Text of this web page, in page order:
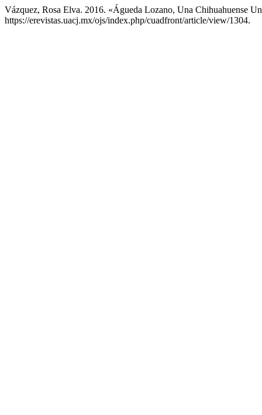
Vázquez, Rosa Elva. 2016. «Águeda Lozano, Una Chihuahuense
https://erevistas.uacj.mx/ojs/index.php/cuadfront/article/view/1304.